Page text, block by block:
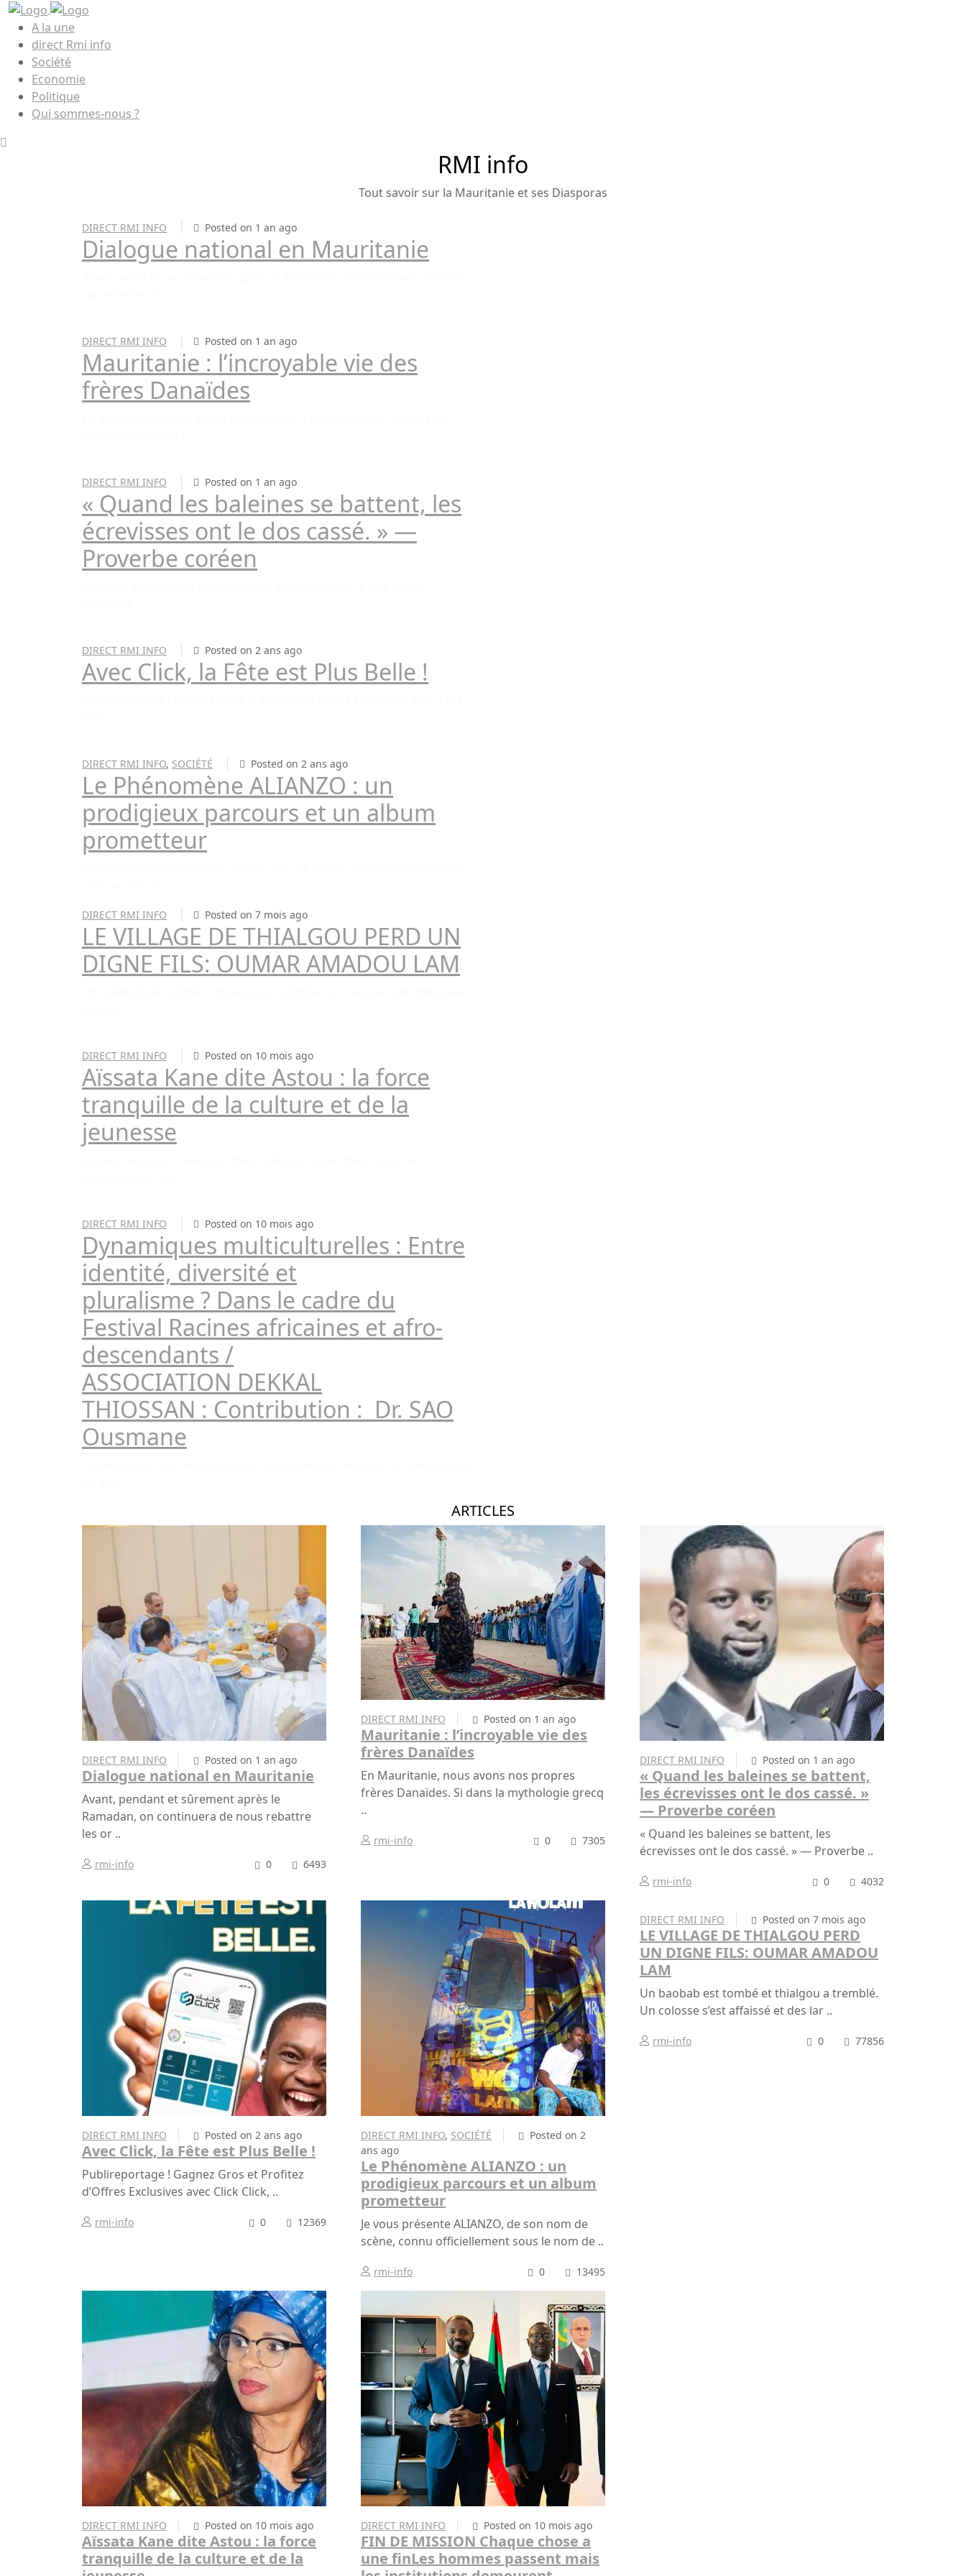
A la une
direct Rmi info
Société
Economie
Politique
Qui sommes-nous ?
RMI info
Tout savoir sur la Mauritanie et ses Diasporas
DIRECT RMI INFO Posted on 1 an ago
Dialogue national en Mauritanie
DIRECT RMI INFO Posted on 1 an ago
Mauritanie : l’incroyable vie des
frères Danaïdes
DIRECT RMI INFO Posted on 1 an ago
« Quand les baleines se battent, les
écrevisses ont le dos cassé. » —
Proverbe coréen
DIRECT RMI INFO Posted on 2 ans ago
Avec Click, la Fête est Plus Belle !
DIRECT RMI INFO, SOCIÉTÉ Posted on 2 ans ago
Le Phénomène ALIANZO : un
prodigieux parcours et un album
prometteur
DIRECT RMI INFO Posted on 7 mois ago
LE VILLAGE DE THIALGOU PERD UN
DIGNE FILS: OUMAR AMADOU LAM
DIRECT RMI INFO Posted on 10 mois ago
Aïssata Kane dite Astou : la force
tranquille de la culture et de la
jeunesse
DIRECT RMI INFO Posted on 10 mois ago
Dynamiques multiculturelles : Entre
identité, diversité et
pluralisme ? Dans le cadre du
Festival Racines africaines et afro-
descendants /
ASSOCIATION DEKKAL
THIOSSAN : Contribution : Dr. SAO
Ousmane
ARTICLES
DIRECT RMI INFO Posted on 1 an ago
Dialogue national en Mauritanie
Avant, pendant et sûrement après le
Ramadan, on continuera de nous rebattre
les or ..
rmi-info 0 6493
DIRECT RMI INFO Posted on 1 an ago
Mauritanie : l’incroyable vie des
frères Danaïdes
En Mauritanie, nous avons nos propres
frères Danaïdes. Si dans la mythologie grecq
..
rmi-info 0 7305
DIRECT RMI INFO Posted on 1 an ago
« Quand les baleines se battent,
les écrevisses ont le dos cassé. »
— Proverbe coréen
« Quand les baleines se battent, les
écrevisses ont le dos cassé. » — Proverbe ..
rmi-info 0 4032
DIRECT RMI INFO Posted on 2 ans ago
Avec Click, la Fête est Plus Belle !
Publireportage ! Gagnez Gros et Profitez
d’Offres Exclusives avec Click Click, ..
rmi-info 0 12369
DIRECT RMI INFO, SOCIÉTÉ
Posted on 2
ans ago
Le Phénomène ALIANZO : un
prodigieux parcours et un album
prometteur
Je vous présente ALIANZO, de son nom de
scène, connu officiellement sous le nom de ..
rmi-info 0 13495
DIRECT RMI INFO Posted on 7 mois ago
LE VILLAGE DE THIALGOU PERD
UN DIGNE FILS: OUMAR AMADOU
LAM
Un baobab est tombé et thialgou a tremblé.
Un colosse s’est affaissé et des lar ..
rmi-info 0 77856
DIRECT RMI INFO Posted on 10 mois ago
Aïssata Kane dite Astou : la force
tranquille de la culture et de la
DIRECT RMI INFO Posted on 10 mois ago
FIN DE MISSION Chaque chose a
une finLes hommes passent mais